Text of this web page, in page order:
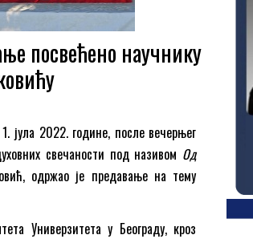
посвећено научнику
јула 2022. године, после вечерњег
свечаности под називом Од
одржао је предавање на тему
Универзитета у Београду, кроз